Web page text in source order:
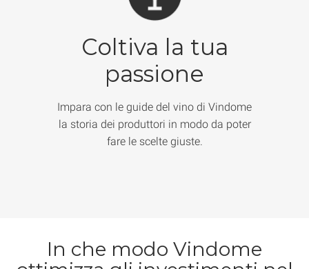
Coltiva la tua
passione
Impara con le guide del vino di Vindome
la storia dei produttori in modo da poter
fare le scelte giuste.
In che modo Vindome